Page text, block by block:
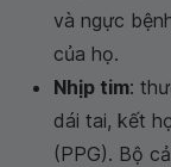
và ngực
của họ.
Nhịp tim:
dái tai, kết
(PPG). Bộ